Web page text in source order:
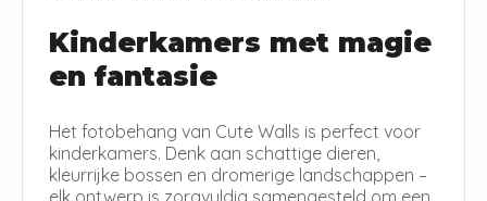
Kinderkamers met magie
en fantasie
Het fotobehang van Cute Walls is perfect voor
kinderkamers. Denk aan schattige dieren,
kleurrijke bossen en dromerige landschappen –
elk ontwerp is zorgvuldig samengesteld om een